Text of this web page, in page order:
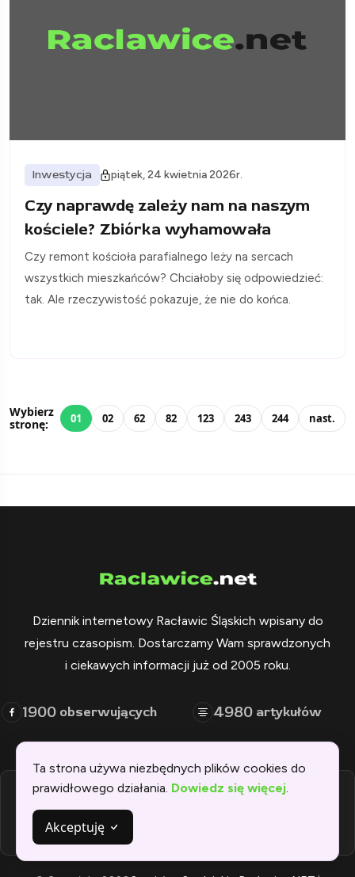
Inwestycja piątek, 24 kwietnia 2026r.
Czy naprawdę zależy nam na naszym
kościele? Zbiórka wyhamowała
Czy remont kościoła parafialnego leży na sercach
wszystkich mieszkańców? Chciałoby się odpowiedzieć:
tak. Ale rzeczywistość pokazuje, że nie do końca.
Wybierz
stronę:
01 02 62 82 123 243 244 nast.
Dziennik internetowy Racławic Śląskich wpisany do
rejestru czasopism. Dostarczamy Wam sprawdzonych
i ciekawych informacji już od 2005 roku.
1900 obserwujących 4980 artykułów
NEWS ZDJĘCIA ZABYTKI HISTORIA KOLEJ
PARAFIA KONTAKT
KolejPodsudecka.pl
Ta strona używa niezbędnych plików cookies do
prawidłowego działania. Dowiedz się więcej.
Akceptuję